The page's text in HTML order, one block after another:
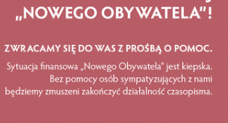
lokalnego
Projekt
Krishi
52 000 taka
się do 15 tys.
(1977-1979),